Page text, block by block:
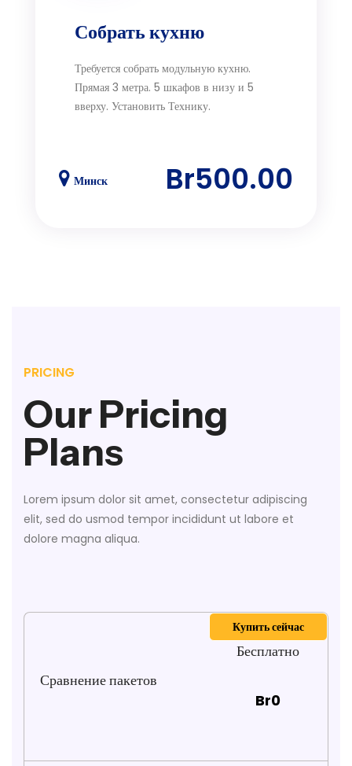
Собрать кухню
Требуется собрать модульную кухню.
Прямая 3 метра. 5 шкафов в низу и 5
вверху. Установить Технику.
Минск Br500.00
PRICING
Our Pricing
Plans
Lorem ipsum dolor sit amet, consectetur adipiscing
elit, sed do usmod tempor incididunt ut labore et
dolore magna aliqua.
Сравнение пакетов
Бесплатно
Br0
Купить сейчас